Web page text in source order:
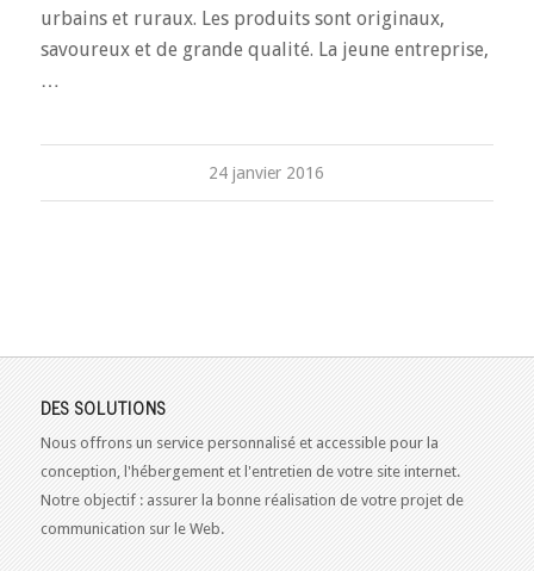
urbains et ruraux. Les produits sont originaux,
savoureux et de grande qualité. La jeune entreprise,
…
24 janvier 2016
DES SOLUTIONS
Nous offrons un service personnalisé et accessible pour la
conception, l'hébergement et l'entretien de votre site internet.
Notre objectif : assurer la bonne réalisation de votre projet de
communication sur le Web.